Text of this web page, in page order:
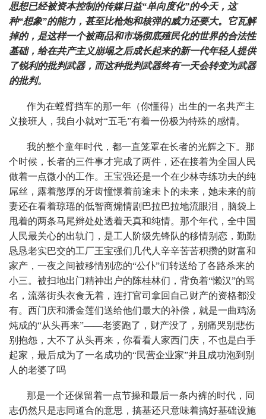
思想已经被资本控制的传媒日益“单向度化”的今天，这
种“想象”的能力，甚至比枪炮和核弹的威力还要大。它瓦解
掉的，是这样一个被商品和市场彻底殖民化的世界的合法性
基础，给在共产主义崩塌之后成长起来的新一代年轻人提供
了锐利的批判武器，而这种批判武器终有一天会转变为武器
的批判。
作为在螳臂挡车的那一年（你懂得）出生的一名共产主
义接班人，我自小就对“五毛”有着一份极为特殊的感情。
我的整个童年时代，都一直笼罩在长者的光辉之下。那
个时候，长者的三件事才完成了两件，还在接着为全国人民
做着一点微小的工作。王宝强还是一个在少林寺练功夫的纯
屌丝，露着憨厚的牙齿憧憬着前途未卜的未来，她未来的前
妻还在看着琼瑶的低智商煽情剧巴拉巴拉地流眼泪，脑袋上
甩着的两条马尾辫处处透着天真和纯情。那个年代，全中国
人民最关心的出轨门，是工人阶级先锋队的移情别恋，勤勤
恳恳老实巴交的工厂王宝强们几代人辛辛苦苦积攒的财富和
家产，一夜之间被移情别恋的“公仆”们转送给了各路杀来的
小三。被扫地出门精神出户的陈桂林们，背负着“懒汉”的骂
名，流落街头衣食无着，连打官司拿回自己财产的资格都没
有。西门庆和潘金莲们送给他们最大的补偿，就是一曲鸡汤
炖成的“从头再来”——老婆跑了，财产没了，别痛哭别悲伤
别抱怨，大不了从头再来，你看看人家西门庆，不也是白手
起家，最后成为了一名成功的“民营企业家”并且成功泡到别
人的老婆了吗
那是一个还保留着一点节操和最后一条内裤的时代，同
志仍然只是志同道合的意思，搞基还只意味着搞好基础设施